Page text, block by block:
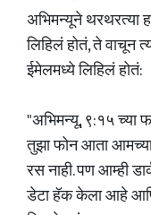
अभिमन्यूने थरथरत्या
लिहिलं होतं, ते वाचून
ईमेलमध्ये लिहिलं होतं:
"अभिमन्यू, ९:१५ च्या
तुझा फोन आता
रस नाही. पण आम्ही
डेटा हॅक केला आहे